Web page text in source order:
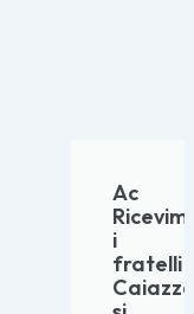
Ac
i
fratelli
Caiazza